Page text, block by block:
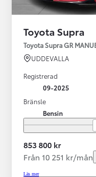
Toyota Supra
Toyota Supra GR
UDDEVALLA
Registrerad
09-2025
Bränsle
Bensin
853 800 kr
Från 10 251 kr/mån
Läs mer